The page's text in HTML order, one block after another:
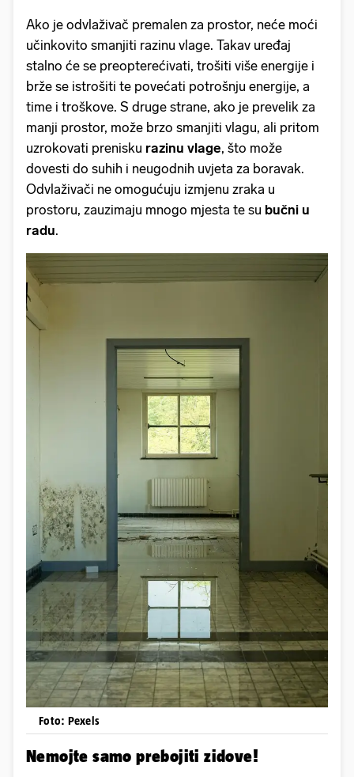
Ako je odvlaživač premalen za prostor, neće moći
učinkovito smanjiti razinu vlage. Takav uređaj
stalno će se preopterećivati, trošiti više energije i
brže se istrošiti te povećati potrošnju energije, a
time i troškove. S druge strane, ako je prevelik za
manji prostor, može brzo smanjiti vlagu, ali pritom
uzrokovati prenisku razinu vlage, što može
dovesti do suhih i neugodnih uvjeta za boravak.
Odvlaživači ne omogućuju izmjenu zraka u
prostoru, zauzimaju mnogo mjesta te su bučni u
radu.
Foto: Pexels
Nemojte samo prebojiti zidove!